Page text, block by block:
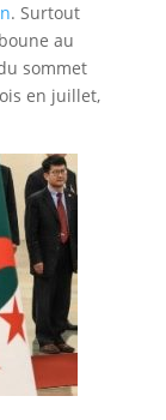
. Surtout
au
sommet
en juillet,